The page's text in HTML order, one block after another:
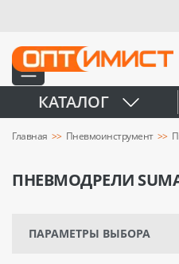
КАТАЛОГ
Главная Пневмоинструмент
ПНЕВМОДРЕЛИ
ПАРАМЕТРЫ ВЫБОРА